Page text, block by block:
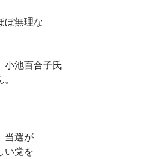
ぼ無理な
小池百合子氏
当選が
い党を